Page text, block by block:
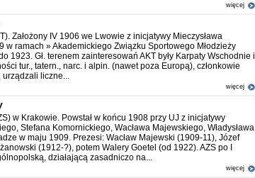
więcej
Założony IV 1906 we Lwowie z inicjatywy Mieczysława
w ramach » Akademickiego Związku Sportowego Młodzieży
1923. Gł. terenem zainteresowań AKT były Karpaty Wschodnie i
tur., tatern., narc. i alpin. (nawet poza Europą), członkowie
urządzali liczne...
więcej
w Krakowie. Powstał w końcu 1908 przy UJ z inicjatywy
Stefana Komornickiego, Wacława Majewskiego, Władysława
w maju 1909. Prezesi: Wacław Majewski (1909-11), Józef
(1912-?), potem Walery Goetel (od 1922). AZS po I
działającą zasadniczo na...
więcej